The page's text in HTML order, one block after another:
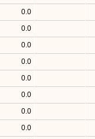
0.0
0.0
0.0
0.0
0.0
0.0
0.0
0.0